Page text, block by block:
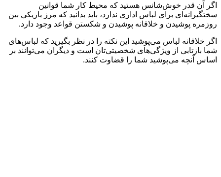
اگر آن قدر خوش‌شانس هستید که محیط کار شما قوانین
سختگیرانه‌ای برای لباس اداری ندارد، باید بدانید که مرز باریکی بین
روزمره پوشیدن و خلاقانه پوشیدن و شکستن قواعد وجود دارد.
اگر خلاقانه لباس می‌پوشید این نکته را در نظر بگیرید که لباس‌های
شما بازتابی از ویژگی‌های شخصیتی‌تان است و دیگران می‌توانند بر
اساس آنچه می‌پوشید شما را قضاوت کنند.